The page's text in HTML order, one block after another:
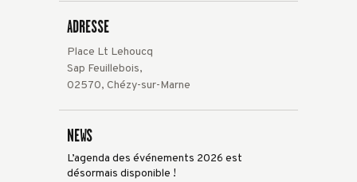
ADRESSE
Place Lt Lehoucq
Sap Feuillebois,
02570, Chézy-sur-Marne
NEWS
L’agenda des événements 2026 est
désormais disponible !